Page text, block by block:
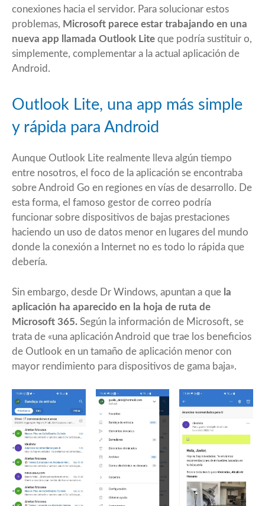
conexiones hacia el servidor. Para solucionar estos
problemas, Microsoft parece estar trabajando en una
nueva app llamada Outlook Lite que podría sustituir o,
simplemente, complementar a la actual aplicación de
Android.
Outlook Lite, una app más simple
y rápida para Android
Aunque Outlook Lite realmente lleva algún tiempo
entre nosotros, el foco de la aplicación se encontraba
sobre Android Go en regiones en vías de desarrollo. De
esta forma, el famoso gestor de correo podría
funcionar sobre dispositivos de bajas prestaciones
haciendo un uso de datos menor en lugares del mundo
donde la conexión a Internet no es todo lo rápida que
debería.
Sin embargo, desde Dr Windows, apuntan a que la
aplicación ha aparecido en la hoja de ruta de
Microsoft 365. Según la información de Microsoft, se
trata de «una aplicación Android que trae los beneficios
de Outlook en un tamaño de aplicación menor con
mayor rendimiento para dispositivos de gama baja».